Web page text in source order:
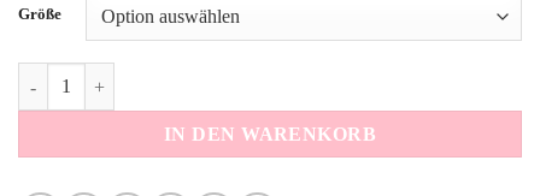
Größe
IN DEN WARENKORB